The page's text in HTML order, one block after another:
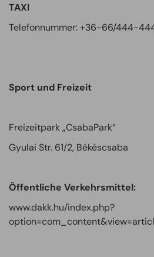
TAXI
Telefonnummer: +36-66/444-
Sport und Freizeit
Freizeitpark „CsabaPark“
Gyulai Str. 61/2, Békéscsaba
Öffentliche Verkehrsmittel:
www.dakk.hu/index.php?